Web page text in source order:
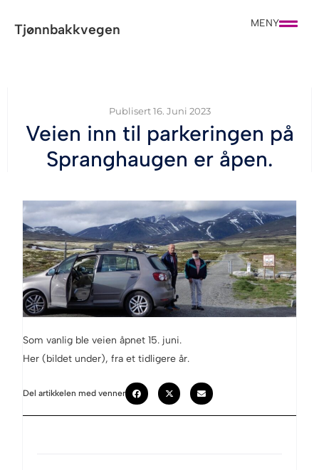
Tjønnbakkvegen MENY
Publisert 16. Juni 2023
Veien inn til parkeringen på
Spranghaugen er åpen.
Som vanlig ble veien åpnet 15. juni.
Her (bildet under), fra et tidligere år.
Del artikkelen med venner